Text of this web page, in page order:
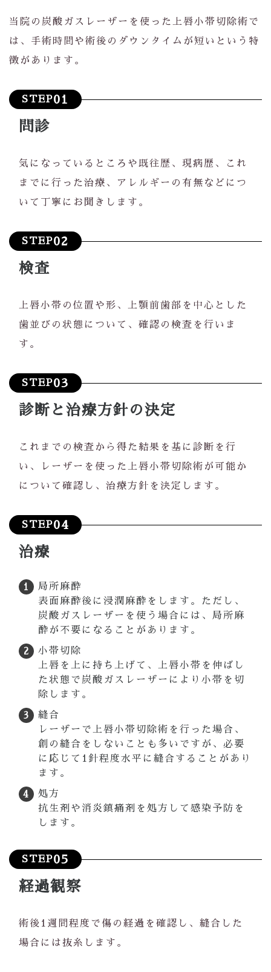
当院の炭酸ガスレーザーを使った上唇小帯切除術で
は、手術時間や術後のダウンタイムが短いという特
徴があります。
STEP01
問診
気になっているところや既往歴、現病歴、これ
までに行った治療、アレルギーの有無などにつ
いて丁寧にお聞きします。
STEP02
検査
上唇小帯の位置や形、上顎前歯部を中心とした
歯並びの状態について、確認の検査を行いま
す。
STEP03
診断と治療方針の決定
これまでの検査から得た結果を基に診断を行
い、レーザーを使った上唇小帯切除術が可能か
について確認し、治療方針を決定します。
STEP04
治療
局所麻酔
表面麻酔後に浸潤麻酔をします。ただし、
炭酸ガスレーザーを使う場合には、局所麻
酔が不要になることがあります。
小帯切除
上唇を上に持ち上げて、上唇小帯を伸ばし
た状態で炭酸ガスレーザーにより小帯を切
除します。
縫合
レーザーで上唇小帯切除術を行った場合、
創の縫合をしないことも多いですが、必要
に応じて1針程度水平に縫合することがあり
ます。
処方
抗生剤や消炎鎮痛剤を処方して感染予防を
します。
STEP05
経過観察
術後1週間程度で傷の経過を確認し、縫合した
場合には抜糸します。